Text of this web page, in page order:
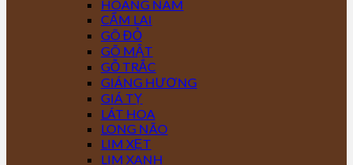
HOÀNG NAM
CẨM LAI
GÕ ĐỎ
GÕ MẬT
GỖ TRẮC
GIÁNG HƯƠNG
GIÁ TỴ
LÁT HOA
LONG NÃO
LIM XẸT
LIM XANH